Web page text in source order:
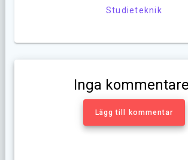
Studieteknik
Inga
Lägg till kommentar